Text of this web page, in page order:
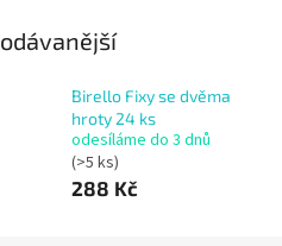
Birello Fixy se dvěma
hroty 24 ks
odesíláme do 3 dnů
(>5 ks)
288 Kč